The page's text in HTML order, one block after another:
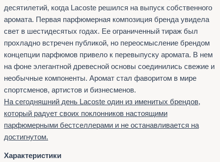
десятилетий, когда Lacoste решился на выпуск собственного
аромата. Первая парфюмерная композиция бренда увидела
свет в шестидесятых годах. Ее ограниченный тираж был
прохладно встречен публикой, но переосмысление брендом
концепции парфюмов привело к перевыпуску аромата. В нем
на фоне элегантной древесной основы соединились свежие и
необычные компоненты. Аромат стал фаворитом в мире
спортсменов, артистов и бизнесменов.
На сегодняшний день Lacoste один из именитых брендов,
который радует своих поклонников настоящими
парфюмерными бестселлерами и не останавливается на
достигнутом.
Характеристики